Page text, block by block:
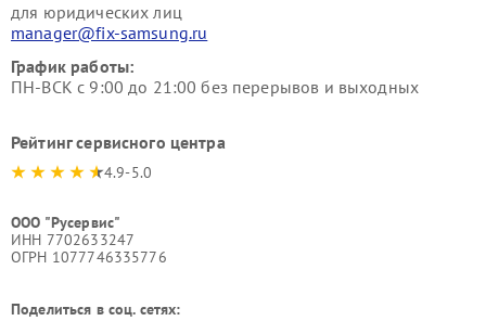
для юридических лиц
manager@fix-samsung.ru
График работы:
ПН-ВСК с 9:00 до 21:00 без перерывов и выходных
Рейтинг сервисного центра
4.9-5.0
ООО "Русервис"
ИНН 7702633247
ОГРН 1077746335776
Поделиться в соц. сетях: